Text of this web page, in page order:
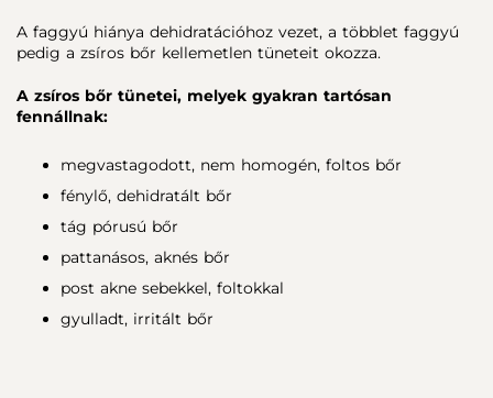
A faggyú hiánya dehidratációhoz vezet, a többlet faggyú
pedig a zsíros bőr kellemetlen tüneteit okozza.
A zsíros bőr tünetei, melyek gyakran tartósan
fennállnak:
megvastagodott, nem homogén, foltos bőr
fénylő, dehidratált bőr
tág pórusú bőr
pattanásos, aknés bőr
post akne sebekkel, foltokkal
gyulladt, irritált bőr